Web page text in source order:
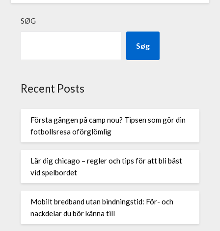
SØG
Søg
Recent Posts
Första gången på camp nou? Tipsen som gör din
fotbollsresa oförglömlig
Lär dig chicago – regler och tips för att bli bäst
vid spelbordet
Mobilt bredband utan bindningstid: För- och
nackdelar du bör känna till